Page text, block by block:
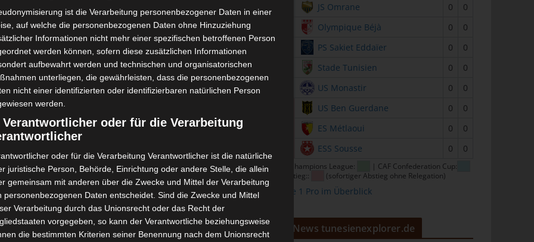
JS Omrane 0
0
Olympique Béjà 0
0
PS Sakiet Eddaïer 0
0
Stade Tunisien 0
0
US Monastir 0
0
US Ben Guerdane 0
0
ES Métlaoui 0
0
ESS Sousse 0 0
CAF Champions League:
| CAF Confederation Cup:
| Abstieg::
(sofortiger Abstieg ohne Relegation)
Ligue 1 Pro im Überblick
News tunesienexplorer.de
ist die Verarbeitung personenbezogener Daten in einer
auf welche die personenbezogenen Daten ohne Hinzuziehung
Informationen nicht mehr einer spezifischen betroffenen Person
werden können, sofern diese zusätzlichen Informationen
aufbewahrt werden und technischen und organisatorischen
unterliegen, die gewährleisten, dass die personenbezogenen
nicht einer identifizierten oder identifizierbaren natürlichen Person
werden.
Verantwortlicher oder für die Verarbeitung
oder für die Verarbeitung Verantwortlicher ist die natürliche
juristische Person, Behörde, Einrichtung oder andere Stelle, die allein
gemeinsam mit anderen über die Zwecke und Mittel der Verarbeitung
personenbezogenen Daten entscheidet. Sind die Zwecke und Mittel
Verarbeitung durch das Unionsrecht oder das Recht der
vorgegeben, so kann der Verantwortliche beziehungsweise
die bestimmten Kriterien seiner Benennung nach dem Unionsrecht